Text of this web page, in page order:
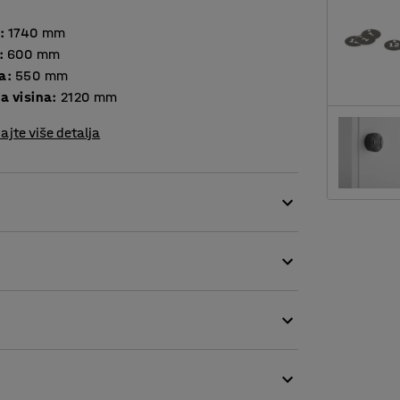
: 1740 mm
: 600 mm
: 550 mm
visina: 2120 mm
više detalja
i svakodnevno korištenje. Okvir i
Otvori za ventilaciju s donje i gornje strane
u teretanama, školama, izložbenim